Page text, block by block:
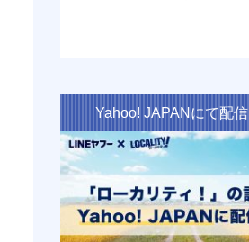
Yahoo! JAPANにて配